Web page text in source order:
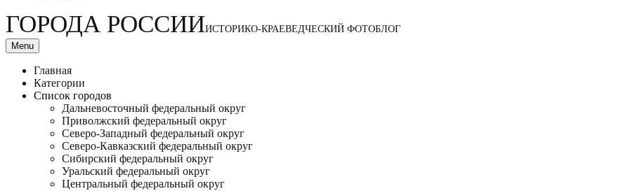
ГОРОДА РОССИИИСТОРИКО-КРАЕВЕДЧЕСКИЙ ФОТОБЛОГ
Menu
Главная
Категории
Список городов
Дальневосточный федеральный округ
Приволжский федеральный округ
Северо-Западный федеральный округ
Северо-Кавказский федеральный округ
Сибирский федеральный округ
Уральский федеральный округ
Центральный федеральный округ